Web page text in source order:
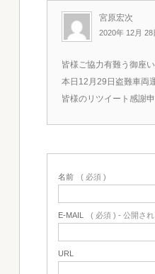
宮原宏次
2020年 12月 28
皆様ご協力有難う御座い
本日12月29日盗難車両
皆様のリツイート感謝申
名前 ( 必須 )
E-MAIL ( 必須 ) - 公開さ
URL